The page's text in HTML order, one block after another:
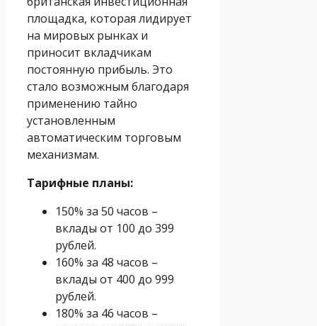
площадка, которая лидирует
на мировых рынках и
приносит вкладчикам
постоянную прибыль. Это
стало возможным благодаря
применению тайно
установленным
автоматическим торговым
механизмам.
Тарифные планы:
150% за 50 часов –
вклады от 100 до 399
рублей.
160% за 48 часов –
вклады от 400 до 999
рублей.
180% за 46 часов –